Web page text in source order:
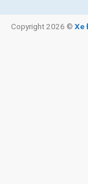
Copyright 2026 © Xe